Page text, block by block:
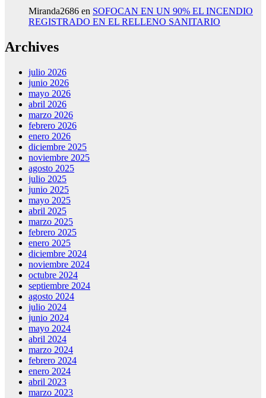
Miranda2686 en SOFOCAN EN UN 90% EL INCENDIO
REGISTRADO EN EL RELLENO SANITARIO
Archives
julio 2026
junio 2026
mayo 2026
abril 2026
marzo 2026
febrero 2026
enero 2026
diciembre 2025
noviembre 2025
agosto 2025
julio 2025
junio 2025
mayo 2025
abril 2025
marzo 2025
febrero 2025
enero 2025
diciembre 2024
noviembre 2024
octubre 2024
septiembre 2024
agosto 2024
julio 2024
junio 2024
mayo 2024
abril 2024
marzo 2024
febrero 2024
enero 2024
abril 2023
marzo 2023